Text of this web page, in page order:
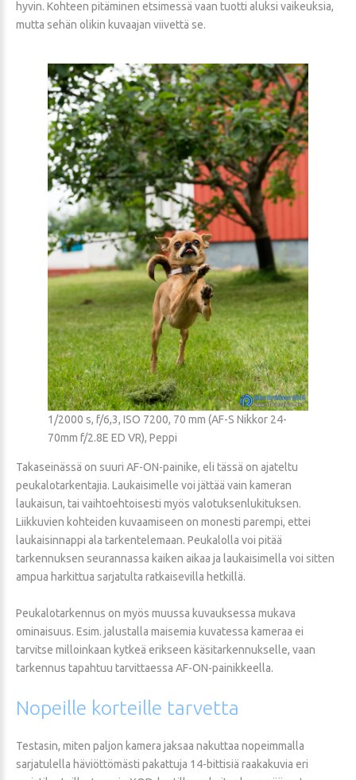
hyvin. Kohteen pitäminen etsimessä vaan tuotti aluksi vaikeuksia,
mutta sehän olikin kuvaajan viivettä se.
1/2000 s, f/6,3, ISO 7200, 70 mm (AF-S Nikkor 24-
70mm f/2.8E ED VR), Peppi
Takaseinässä on suuri AF-ON-painike, eli tässä on ajateltu
peukalotarkentajia. Laukaisimelle voi jättää vain kameran
laukaisun, tai vaihtoehtoisesti myös valotuksenlukituksen.
Liikkuvien kohteiden kuvaamiseen on monesti parempi, ettei
laukaisinnappi ala tarkentelemaan. Peukalolla voi pitää
tarkennuksen seurannassa kaiken aikaa ja laukaisimella voi sitten
ampua harkittua sarjatulta ratkaisevilla hetkillä.
Peukalotarkennus on myös muussa kuvauksessa mukava
ominaisuus. Esim. jalustalla maisemia kuvatessa kameraa ei
tarvitse milloinkaan kytkeä erikseen käsitarkennukselle, vaan
tarkennus tapahtuu tarvittaessa AF-ON-painikkeella.
Nopeille korteille tarvetta
Testasin, miten paljon kamera jaksaa nakuttaa nopeimmalla
sarjatulella häviöttömästi pakattuja 14-bittisiä raakakuvia eri